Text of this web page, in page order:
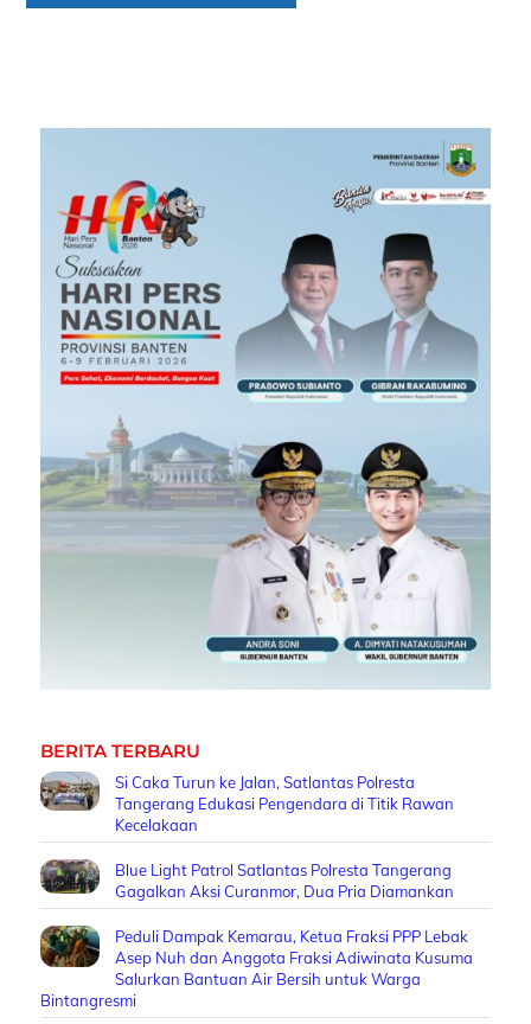
BERITA TERBARU
Si Caka Turun ke Jalan, Satlantas Polresta
Tangerang Edukasi Pengendara di Titik Rawan
Kecelakaan
Blue Light Patrol Satlantas Polresta Tangerang
Gagalkan Aksi Curanmor, Dua Pria Diamankan
Peduli Dampak Kemarau, Ketua Fraksi PPP Lebak
Asep Nuh dan Anggota Fraksi Adiwinata Kusuma
Salurkan Bantuan Air Bersih untuk Warga
Bintangresmi